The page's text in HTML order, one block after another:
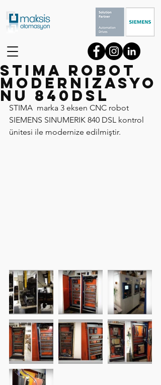
STIMA ROBOT
MODERNIZASYO
NU 840DSL
STIMA  marka 3 eksen CNC robot
SIEMENS SINUMERIK 840 DSL kontrol
ünitesi ile modernize edilmiştir.